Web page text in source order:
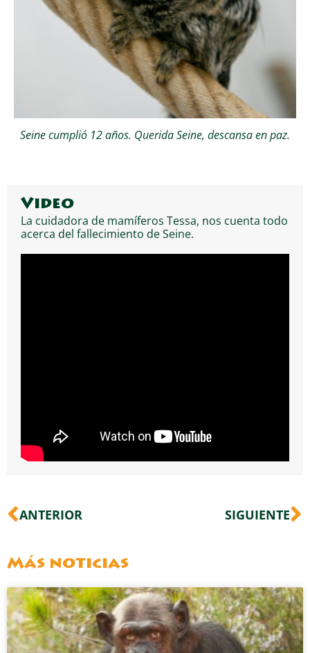
Seine cumplió 12 años. Querida Seine, descansa en paz.
Video
La cuidadora de mamíferos Tessa, nos cuenta todo
acerca del fallecimiento de Seine.
Ant
ANTERIOR SIGUIENTE
Más noticias